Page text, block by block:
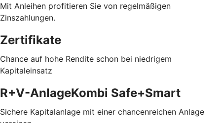
Mit Anleihen profitieren Sie von regelmäßigen
Zinszahlungen.
Zertifikate
Chance auf hohe Rendite schon bei niedrigem
Kapitaleinsatz
R+V-AnlageKombi Safe+Smart
Sichere Kapitalanlage mit einer chancenreichen Anlage